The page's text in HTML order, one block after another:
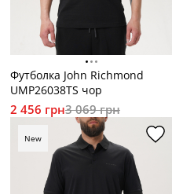
Футболка John Richmond
UMP26038TS чор
2 456 грн3 069 грн
New